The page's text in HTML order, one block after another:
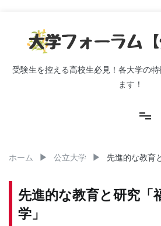
受験生を控える高校生必見！各大学の
ます！
ホーム 公立大学 先進的な教育
先進的な教育と研究「
学」